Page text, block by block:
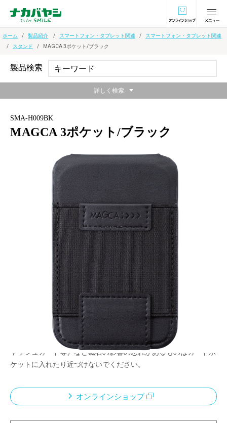
オンラインショ
ホーム 製品紹介 スマートフォン・タブレット関連
スマートフォン・タブレット関連
スタンド
MAGCA 3ポケット/ブラック
SMA-H009BK
MAGCA 3ポケット/ブラック
取り出しやすい3つのカードポケット
メーカー希望小売価格：
+ 税
マグネット式カード型iPhoneスタンド〈MAGCA〉
・Magsafe対応iPhoneに簡単着脱できます。
・無段階調節できる縦・横スタンド。
・3つのカードポケット付き。
<ご使用上の注意>
本製品は磁石を使用しております。磁気カード（クレジット・キ
ャッシュカード等）など磁石の影響の恐れがあるものはカードポ
ケットに入れたり近づけないでください。
オンラインショップ
製品検索
詳しく検索